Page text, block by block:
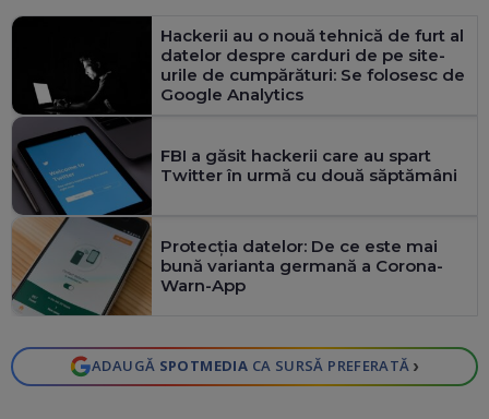
Hackerii au o nouă tehnică de furt al
datelor despre carduri de pe site-
urile de cumpărături: Se folosesc de
Google Analytics
FBI a găsit hackerii care au spart
Twitter în urmă cu două săptămâni
Protecția datelor: De ce este mai
bună varianta germană a Corona-
Warn-App
ADAUGĂ SPOTMEDIA CA SURSĂ PREFERATĂ ›